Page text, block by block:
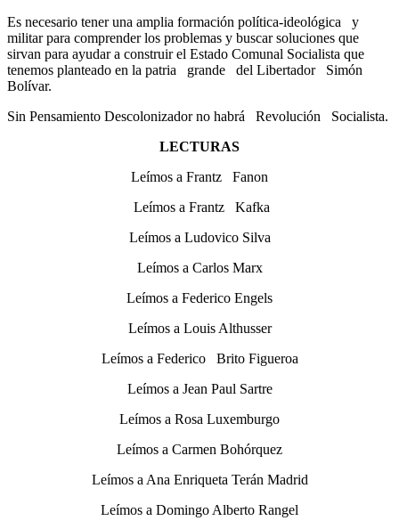
Es necesario tener una amplia formación política-ideológica y
militar para comprender los problemas y buscar soluciones que
sirvan para ayudar a construir el Estado Comunal Socialista que
tenemos planteado en la patria grande del Libertador Simón
Bolívar.
Sin Pensamiento Descolonizador no habrá Revolución Socialista.
LECTURAS
Leímos a Frantz Fanon
Leímos a Frantz Kafka
Leímos a Ludovico Silva
Leímos a Carlos Marx
Leímos a Federico Engels
Leímos a Louis Althusser
Leímos a Federico Brito Figueroa
Leímos a Jean Paul Sartre
Leímos a Rosa Luxemburgo
Leímos a Carmen Bohórquez
Leímos a Ana Enriqueta Terán Madrid
Leímos a Domingo Alberto Rangel